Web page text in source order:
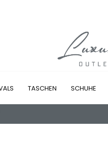
TASCHEN SCHUHE